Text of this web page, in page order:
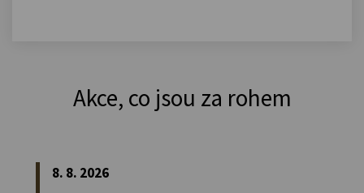
Akce, co jsou za rohem
8. 8. 2026